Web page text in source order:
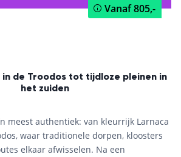
Vanaf805,-
de Troodos tot tijdloze pleinen in
het zuiden
meest authentiek: van kleurrijk Larnaca
waar traditionele dorpen, kloosters
elkaar afwisselen. Na een